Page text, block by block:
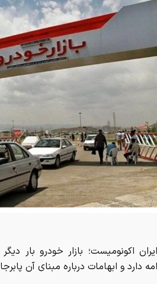
اکونومیست؛ بازار خودرو بار
دارد و ابهامات درباره مبنای آن